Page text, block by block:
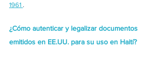
1961 .
¿Cómo autenticar y legalizar documentos
emitidos en EE.UU. para su uso en Haití?